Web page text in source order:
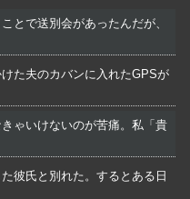
とで送別会があったんだが、
た夫のカバンに入れたGPSが
ゃいけないのが苦痛。私「貴
彼氏と別れた。するとある日